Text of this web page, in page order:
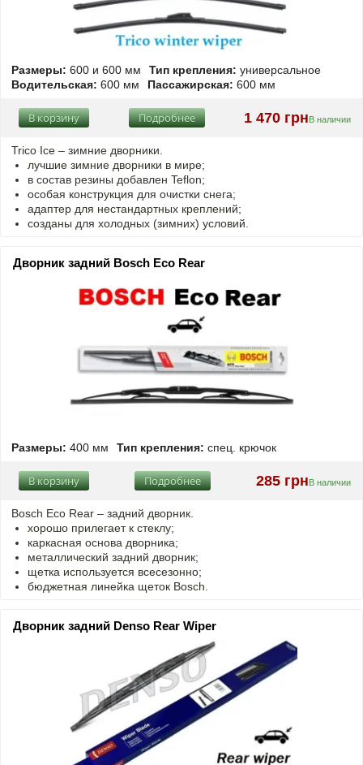
Размеры: 600 и 600 мм Тип крепления: универсальное
Водительская: 600 мм Пассажирская: 600 мм
1 470 грнВ наличии
Подробнее
В корзину
Trico Ice – зимние дворники.
лучшие зимние дворники в мире;
в состав резины добавлен Teflon;
особая конструкция для очистки снега;
адаптер для нестандартных креплений;
созданы для холодных (зимних) условий.
Дворник задний Bosch Eco Rear
Размеры: 400 мм Тип крепления: спец. крючок
285 грнВ наличии
Подробнее
В корзину
Bosch Eco Rear – задний дворник.
хорошо прилегает к стеклу;
каркасная основа дворника;
металлический задний дворник;
щетка используется всесезонно;
бюджетная линейка щеток Bosch.
Дворник задний Denso Rear Wiper